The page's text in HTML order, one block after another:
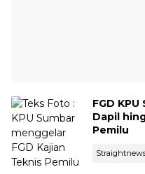
FGD
Dapil
Pemilu